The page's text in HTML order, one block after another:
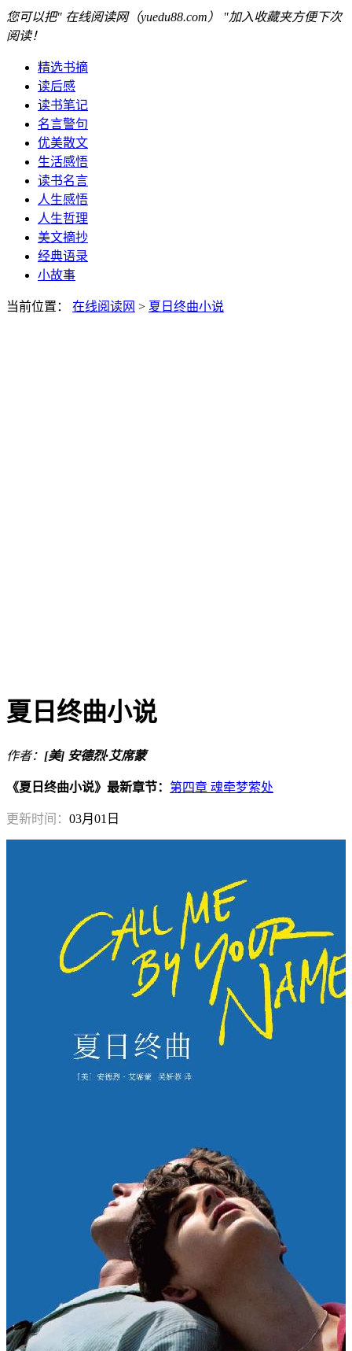
您可以把" 在线阅读网（yuedu88.com） "加入收藏夹方便下次
阅读！
精选书摘
读后感
读书笔记
名言警句
优美散文
生活感悟
读书名言
人生感悟
人生哲理
美文摘抄
经典语录
小故事
当前位置： 在线阅读网 > 夏日终曲小说
夏日终曲小说
作者： [美] 安德烈·艾席蒙
《夏日终曲小说》最新章节： 第四章 魂牵梦萦处
更新时间： 03月01日